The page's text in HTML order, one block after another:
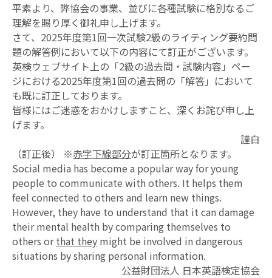
解答
過去問
試験内容
関係者の方
生涯学習
英検のメリット・特徴
各級の目安
英検CSEスコアとは
受験の状況
英検を活用する
入試活用・単位認定
英検で海外留学
通訳ガイド試験での活用
平素より、弊協会の事業、並びに各種試験に格別なるご
理解を賜り厚く御礼申し上げます。
さて、2025年度第1回一次試験2級のライティング要約問
題の解答例において以下の内容にて訂正がございます。
英検ウェブサイト上の「2級の過去問・試験内容」ペー
ジにおける2025年度第1回の過去問の「解答」において
も既に訂正しております。
皆様にはご迷惑をおかけしますこと、深くお詫び申し上
げます。
謹白
（訂正後） ※赤字下線部分が訂正箇所となります。
Social media has become a popular way for young
people to communicate with others. It helps them
feel connected to others and learn new things.
However, they have to understand that it can damage
their mental health by comparing themselves to
others orthat they might be involved in dangerous
situations by sharing personal information.
公益財団法人 日本英語検定協会